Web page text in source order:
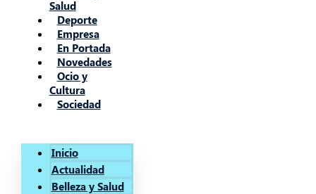
Salud
Deporte
Empresa
En Portada
Novedades
Ocio y
Cultura
Sociedad
Inicio
Actualidad
Belleza y Salud